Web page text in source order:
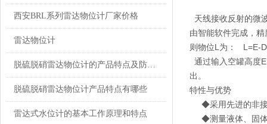
西安BRL系列雷达物位计厂家价格
雷达物位计
脱硫脱硝雷达物位计的产品特点及防雷知识
脱硫脱硝雷达物位计产品特点有哪些
雷达式水位计的基本工作原理和特点
天线接收反射的微
由智能软件完成，
则物位L为： L=E-
通过输入空罐高度
出。
特性与优势
◆采用先进的非接
◆测量液体、固体